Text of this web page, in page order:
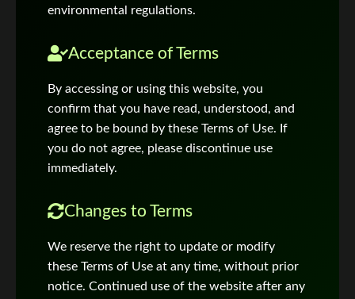
environmental regulations.
Acceptance of Terms
By accessing or using this website, you
confirm that you have read, understood, and
agree to be bound by these Terms of Use. If
you do not agree, please discontinue use
immediately.
Changes to Terms
We reserve the right to update or modify
these Terms of Use at any time, without prior
notice. Continued use of the website after any